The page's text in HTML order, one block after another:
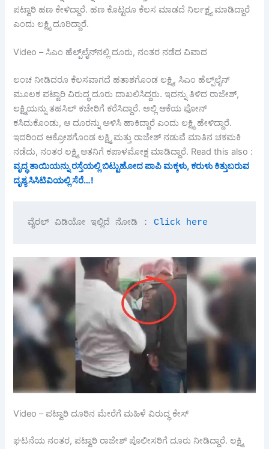
ಪಟ್ವಾರಿ ಹಣ ಕೇಳಿದ್ದಾರೆ. ಹಣ ಕೊಟ್ಟರೂ ಕೆಲಸ ಮಾಡದೆ ನಿರ್ಲಕ್ಷ್ಯ ಮಾಡಿದ್ದಾರೆ
ಎಂದು ಲಕ್ಷ್ಮಿ ದೂರಿದ್ದಾರೆ.
Video – ಸಿಎಂ ಹೆಲ್ಪ್‌ಲೈನ್‌ನಲ್ಲಿ ದೂರು, ನಂತರ ನಡೆದ ವಿವಾದ
ಲಂಚ ನೀಡಿದರೂ ಕೆಲಸವಾಗದೆ ಹತಾಶಗೊಂಡ ಲಕ್ಷ್ಮಿ, ಸಿಎಂ ಹೆಲ್ಪ್‌ಲೈನ್
ಮೂಲಕ ಪಟ್ವಾರಿ ವಿರುದ್ಧ ದೂರು ದಾಖಲಿಸಿದ್ದರು. ಇದನ್ನು ತಿಳಿದ ರಾಜೇಶ್,
ಲಕ್ಷ್ಮಿಯನ್ನು ತಹಸಿಲ್ ಕಚೇರಿಗೆ ಕರೆಸಿದ್ದಾರೆ. ಅಲ್ಲಿ ಆಕೆಯ ಫೋನ್
ಕಸಿದುಕೊಂಡು, ಆ ದೂರನ್ನು ಅಳಿಸಿ ಹಾಕಿದ್ದಾರೆ ಎಂದು ಲಕ್ಷ್ಮಿ ಹೇಳಿದ್ದಾರೆ.
ಇದರಿಂದ ಆಕ್ರೋಶಗೊಂಡ ಲಕ್ಷ್ಮಿ ಮತ್ತು ರಾಜೇಶ್ ನಡುವೆ ಮಾತಿನ ಚಕಮಕಿ
ನಡೆದು, ನಂತರ ಲಕ್ಷ್ಮಿ ಆತನಿಗೆ ಕಪಾಳಮೋಕ್ಷ ಮಾಡಿದ್ದಾರೆ. Read this also :
ವೃದ್ಧ ತಾಯಿಯನ್ನು ರಸ್ತೆಯಲ್ಲಿ ಬಿಟ್ಟುಹೋದ ಪಾಪಿ ಮಕ್ಕಳು, ಕರುಳು ಕಿತ್ತುಬರುವ
ದೃಶ್ಯ ಸಿಸಿಟಿವಿಯಲ್ಲಿ ಸೆರೆ…!
ವೈರಲ್ ವಿಡಿಯೋ ಇಲ್ಲಿದೆ ನೋಡಿ : Click here
Video – ಪಟ್ವಾರಿ ದೂರಿನ ಮೇರೆಗೆ ಮಹಿಳೆ ವಿರುದ್ಧ ಕೇಸ್
ಘಟನೆಯ ನಂತರ, ಪಟ್ವಾರಿ ರಾಜೇಶ್ ಪೊಲೀಸರಿಗೆ ದೂರು ನೀಡಿದ್ದಾರೆ. ಲಕ್ಷ್ಮಿ